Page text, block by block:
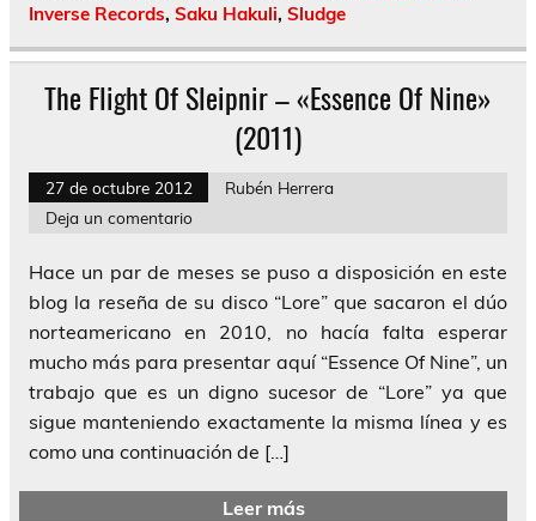
Inverse Records, Saku Hakuli, Sludge
The Flight Of Sleipnir – «Essence Of Nine»
(2011)
27 de octubre 2012
Rubén Herrera
Deja un comentario
Hace un par de meses se puso a disposición en este
blog la reseña de su disco “Lore” que sacaron el dúo
norteamericano en 2010, no hacía falta esperar
mucho más para presentar aquí “Essence Of Nine”, un
trabajo que es un digno sucesor de “Lore” ya que
sigue manteniendo exactamente la misma línea y es
como una continuación de […]
Leer más